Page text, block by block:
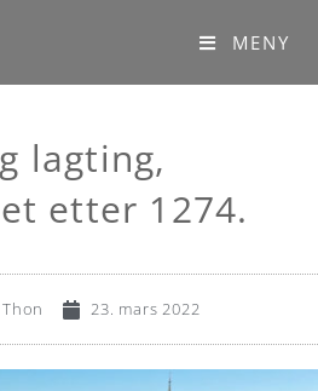
MENY
lagting,
etter 1274.
23. mars 2022